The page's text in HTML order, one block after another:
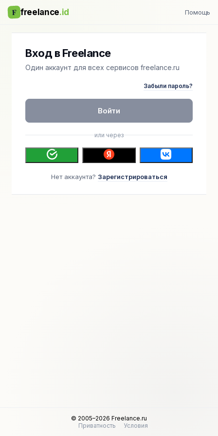
F freelance.id Помощь
Вход в Freelance
Один аккаунт для всех сервисов freelance.ru
Забыли пароль?
Войти
или через
Нет аккаунта? Зарегистрироваться
© 2005–2026 Freelance.ru
Приватность
Условия